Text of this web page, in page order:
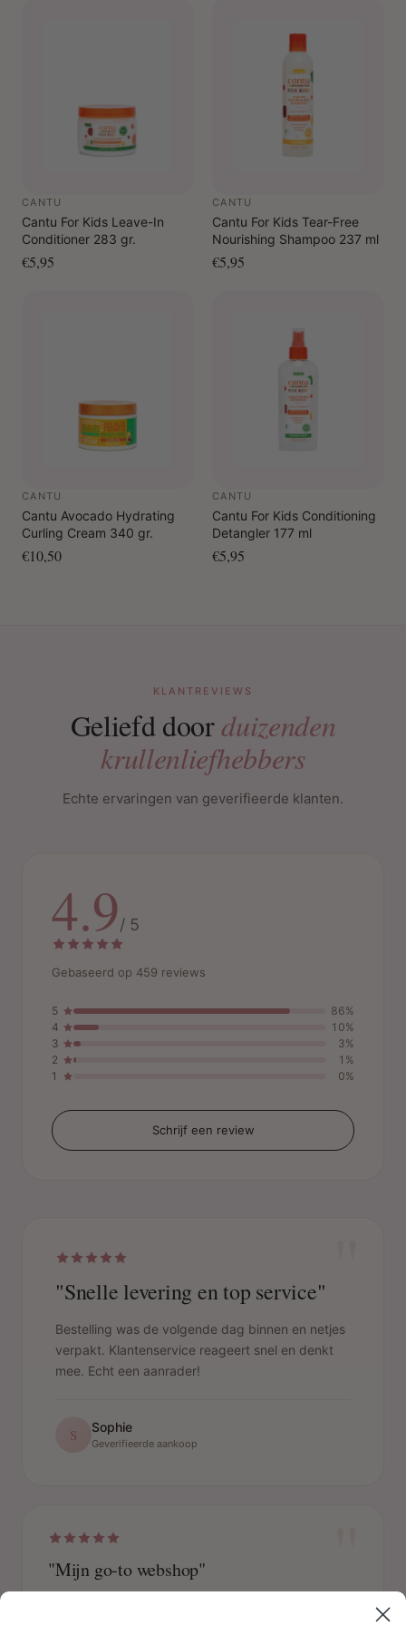
CANTU
Cantu For Kids Leave-In
Conditioner 283 gr.
€5,95
CANTU
Cantu For Kids Tear-Free
Nourishing Shampoo 237 ml
€5,95
CANTU
Cantu Avocado Hydrating
Curling Cream 340 gr.
€10,50
CANTU
Cantu For Kids Conditioning
Detangler 177 ml
€5,95
KLANTREVIEWS
Geliefd doorduizenden
krullenliefhebbers
Echte ervaringen van geverifieerde klanten.
4.9/ 5
Gebaseerd op 459 reviews
5
86%
4
10%
3
3%
2
1%
1
0%
Schrijf een review
"Snelle levering en top service"
Bestelling was de volgende dag binnen en netjes
verpakt. Klantenservice reageert snel en denkt
mee. Echt een aanrader!
S Sophie
Geverifieerde aankoop
"Mijn go-to webshop"